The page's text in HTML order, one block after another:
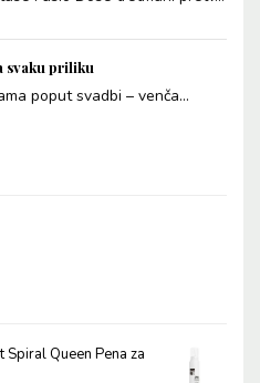
svaku priliku
poput svadbi – venča...
Queen Pena za